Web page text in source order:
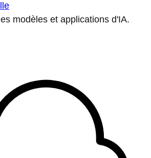
modèles et applications d'IA.